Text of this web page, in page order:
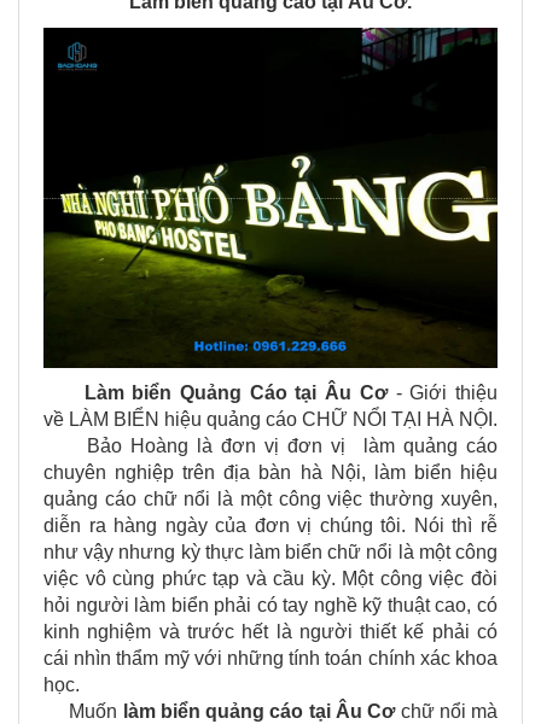
Làm biển Quảng Cáo tại Âu Cơ- Giới thiệu
về LÀM BIỂN hiệu quảng cáo CHỮ NỔI TẠI HÀ NỘI.
Bảo Hoàng là đơn vị đơn vị làm quảng cáo
chuyên nghiệp trên địa bàn hà Nội, làm biển hiệu
quảng cáo chữ nổi là một công việc thường xuyên,
diễn ra hàng ngày của đơn vị chúng tôi. Nói thì rễ
như vậy nhưng kỳ thực làm biển chữ nổi là một công
việc vô cùng phức tạp và cầu kỳ. Một công việc đòi
hỏi người làm biển phải có tay nghề kỹ thuật cao, có
kinh nghiệm và trước hết là người thiết kế phải có
cái nhìn thẩm mỹ với những tính toán chính xác khoa
học.
Muốn làm biển quảng cáo tại Âu Cơchữ nổi mà